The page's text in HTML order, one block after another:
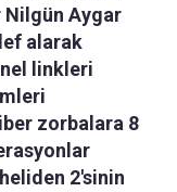
Nilgün Aygar
alarak
linkleri
zorbalara 8
2'sinin